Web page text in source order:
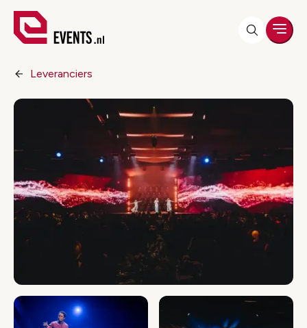
Leveranciers